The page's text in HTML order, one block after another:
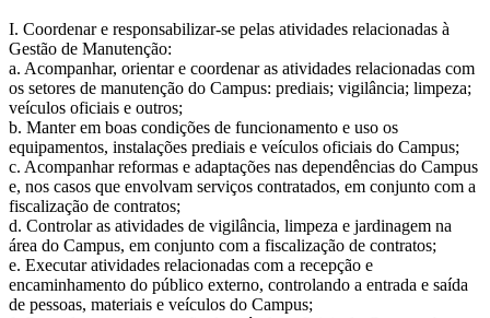
I. Coordenar e responsabilizar-se pelas atividades relacionadas à
Gestão de Manutenção:
a. Acompanhar, orientar e coordenar as atividades relacionadas com
os setores de manutenção do Campus: prediais; vigilância; limpeza;
veículos oficiais e outros;
b. Manter em boas condições de funcionamento e uso os
equipamentos, instalações prediais e veículos oficiais do Campus;
c. Acompanhar reformas e adaptações nas dependências do Campus
e, nos casos que envolvam serviços contratados, em conjunto com a
fiscalização de contratos;
d. Controlar as atividades de vigilância, limpeza e jardinagem na
área do Campus, em conjunto com a fiscalização de contratos;
e. Executar atividades relacionadas com a recepção e
encaminhamento do público externo, controlando a entrada e saída
de pessoas, materiais e veículos do Campus;